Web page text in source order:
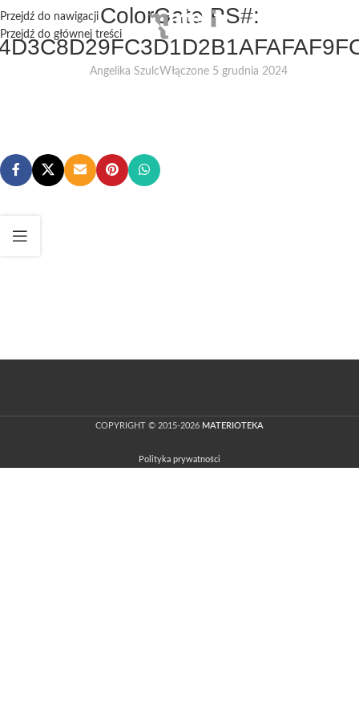
Przejdź do nawigacji
Przejdź do głównej treści
ColorGate PS#:
Angelika SzulcWłączone 5 grudnia 2024
COPYRIGHT © 2015-2026 MATERIOTEKA
Polityka prywatności